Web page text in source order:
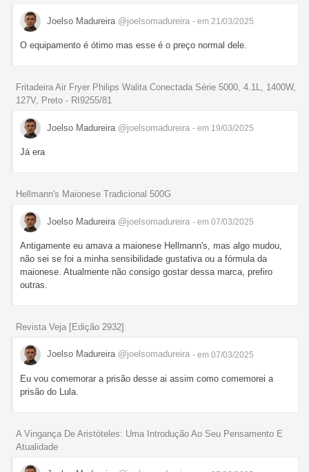
Joelso Madureira @joelsomadureira - em 21/03/2025
O equipamento é ótimo mas esse é o preço normal dele.
Fritadeira Air Fryer Philips Walita Conectada Série 5000, 4.1L, 1400W,
127V, Preto - RI9255/81
Joelso Madureira @joelsomadureira - em 19/03/2025
Já era
Hellmann's Maionese Tradicional 500G
Joelso Madureira @joelsomadureira - em 07/03/2025
Antigamente eu amava a maionese Hellmann's, mas algo mudou,
não sei se foi a minha sensibilidade gustativa ou a fórmula da
maionese. Atualmente não consigo gostar dessa marca, prefiro
outras.
Revista Veja [Edição 2932]
Joelso Madureira @joelsomadureira - em 07/03/2025
Eu vou comemorar a prisão desse ai assim como comemorei a
prisão do Lula.
A Vingança De Aristóteles: Uma Introdução Ao Seu Pensamento E
Atualidade